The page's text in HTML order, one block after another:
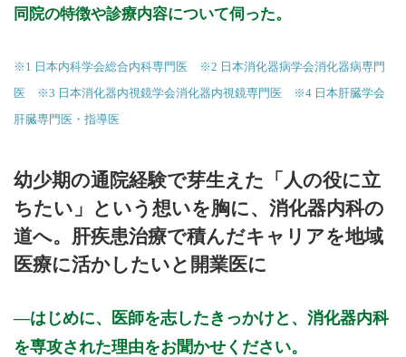
同院の特徴や診療内容について伺った。
※1 日本内科学会総合内科専門医 ※2 日本消化器病学会消化器病専門
医 ※3 日本消化器内視鏡学会消化器内視鏡専門医 ※4 日本肝臓学会
肝臓専門医・指導医
幼少期の通院経験で芽生えた「人の役に立
ちたい」という想いを胸に、消化器内科の
道へ。肝疾患治療で積んだキャリアを地域
医療に活かしたいと開業医に
はじめに、医師を志したきっかけと、消化器内科
を専攻された理由をお聞かせください。